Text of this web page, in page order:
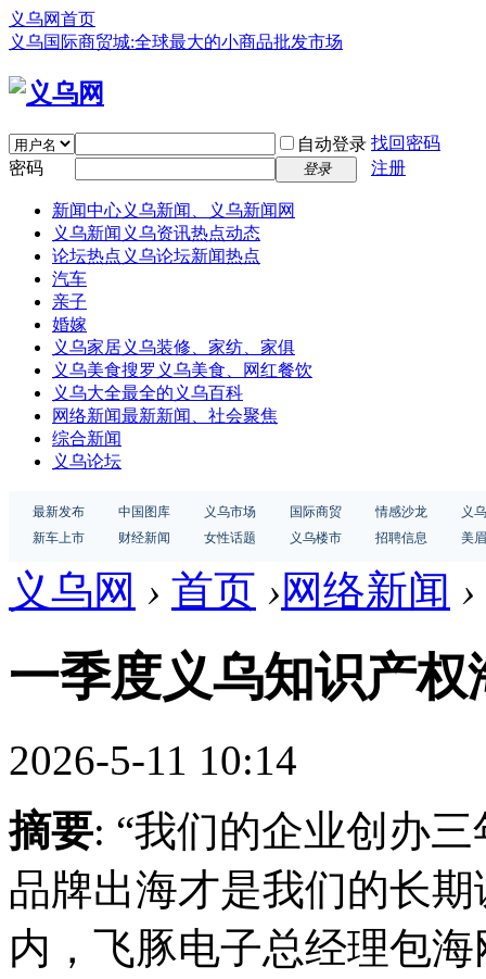
义乌网首页
义乌国际商贸城:全球最大的小商品批发市场
自动登录 找回密码
密码
登录 注册
新闻中心义乌新闻、义乌新闻网
义乌新闻 义乌资讯热点动态
论坛热点 义乌论坛新闻热点
汽车
亲子
婚嫁
义乌家居义乌装修、家纺、家俱
义乌美食搜罗义乌美食、网红餐饮
义乌大全最全的义乌百科
网络新闻最新新闻、社会聚焦
综合新闻
义乌论坛
最新发布 中国图库 义乌市场 国际商贸 情感沙龙
义
新车上市
财经新闻 女性话题 义乌楼市 招聘信息 美
义乌网 › 首页 ›网络新闻 ›
一季度义乌知识产
2026-5-11 10:14
摘要: “我们的企业创办
品牌出海才是我们的长
内，飞豚电子总经理包